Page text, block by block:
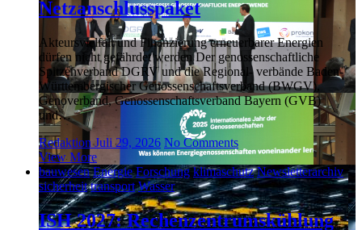
Netzanschlusspaket
Akteursvielfalt und Finanzierung erneuerbarer Energien
dürfen nicht gefährdet werden Der genossenschaftliche
Spitzenverband DGRV und die Regional- verbände Baden-
Württembergischer Genossenschaftsverband (BWGV),
Genoverband, Genossenschaftsverband Bayern (GVB)
und…
RedaktionJuli 29, 2026 No Comments
View More
bauwesen Energie Forschung klimaschutz Newsletterarchiv
sicherheit transport Wasser
ISH 2027: Rechenzentrumskühlung